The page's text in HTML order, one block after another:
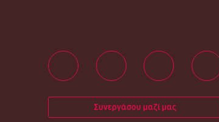
Συνεργάσου μαζί μας